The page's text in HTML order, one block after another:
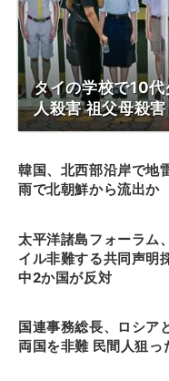
タイの学校で10
人殺害 祖父母殺
韓国、北西部沿岸で地
雨で北朝鮮から流出か
太平洋諸島フォーラム
イル非難する共同声明
中2か国が反対
国連事務総長、ロシア
両国を非難 民間人狙っ